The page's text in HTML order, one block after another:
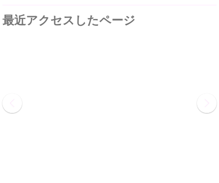
最近アクセスしたページ